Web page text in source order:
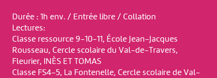
Durée : 1h env. / Entrée libre / Collation
Lectures:
Classe ressource 9-10-11, École Jean-Jacques
Rousseau, Cercle scolaire du Val-de-Travers,
Fleurier, INÈS ET TOMAS
Classe FS4-5, La Fontenelle, Cercle scolaire de Val-